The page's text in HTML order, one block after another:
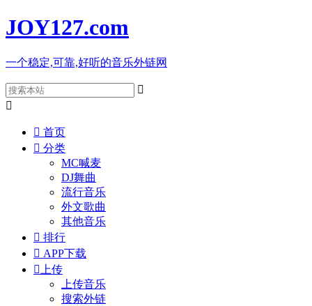
JOY127.com
一个稳定,可靠,好听的音乐外链网


 首页
 分类
MC喊麦
DJ舞曲
流行音乐
外文歌曲
其他音乐
 排行
 APP下载
 上传
上传音乐
搜索外链